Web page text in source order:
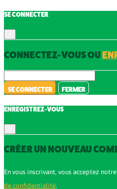
SE CONNECTER
CONNECTEZ-VOUS OU
SE CONNECTER FERMER
ENREGISTREZ-VOUS
CRÉER UN NOUVEAU
En vous inscrivant, vous acceptez notre
de confidentialité.